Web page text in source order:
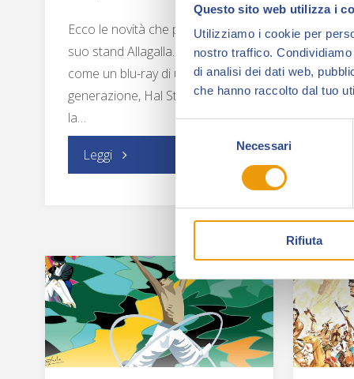
Questo sito web utilizza i
Utilizziamo i cookie per
nostro traffico.
di analisi dei dati web,
che hanno raccolto dal tuo
Necessari
Rifiuta
Ecco le novità che porterà nel
suo stand Allagalla. Impostato
come un blu-ray di ultima
generazione, Hal Starr presenta
la…
Leggi"Allagalla
Starr
e
Capitan
La
albo